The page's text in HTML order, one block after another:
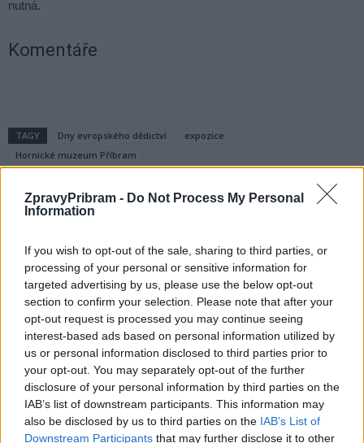
ZpravyPribram - Do Not Process My Personal
Information
If you wish to opt-out of the sale, sharing to third parties, or
processing of your personal or sensitive information for
targeted advertising by us, please use the below opt-out
section to confirm your selection. Please note that after your
opt-out request is processed you may continue seeing
interest-based ads based on personal information utilized by
us or personal information disclosed to third parties prior to
your opt-out. You may separately opt-out of the further
disclosure of your personal information by third parties on the
IAB’s list of downstream participants. This information may
also be disclosed by us to third parties on the IAB’s List of
Downstream Participants that may further disclose it to other
nutná.
Komentáře
TAGY Dny evropského dědictví
expozice
Hornické muzeum Příbram
Předchozí článek
Václav Dvořák: Postřehy ze
zářijového zastupitelstva
Následující článek
V rožmitálském centru oslavili
101. narozeniny pana Václava
SOUVISEJÍCÍ ČLÁNKY